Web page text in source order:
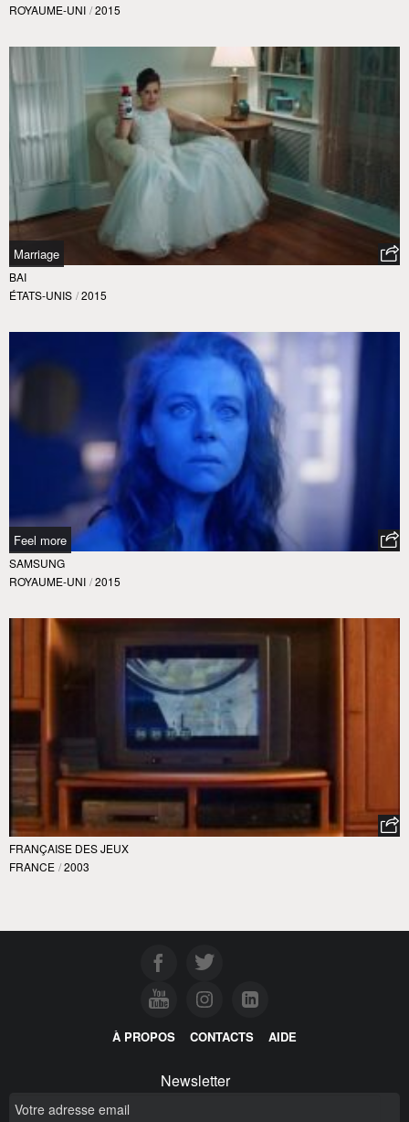
ROYAUME-UNI / 2015
Marriage
BAI
ÉTATS-UNIS / 2015
Feel more
SAMSUNG
ROYAUME-UNI / 2015
FRANÇAISE DES JEUX
FRANCE / 2003
À PROPOS CONTACTS AIDE
Newsletter